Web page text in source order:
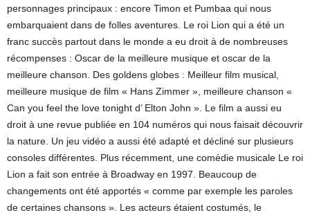
personnages principaux : encore Timon et Pumbaa qui nous
embarquaient dans de folles aventures. Le roi Lion qui a été un
franc succès partout dans le monde a eu droit à de nombreuses
récompenses : Oscar de la meilleure musique et oscar de la
meilleure chanson. Des goldens globes : Meilleur film musical,
meilleure musique de film « Hans Zimmer », meilleure chanson «
Can you feel the love tonight d’ Elton John ». Le film a aussi eu
droit à une revue publiée en 104 numéros qui nous faisait découvrir
la nature. Un jeu vidéo a aussi été adapté et décliné sur plusieurs
consoles différentes. Plus récemment, une comédie musicale Le roi
Lion a fait son entrée à Broadway en 1997. Beaucoup de
changements ont été apportés « comme par exemple les paroles
de certaines chansons ». Les acteurs étaient costumés, le